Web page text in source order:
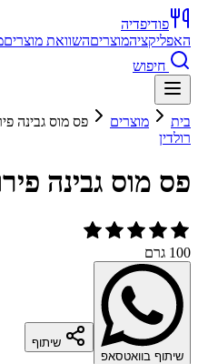
פודיפדיה
האפליקציהמוצריםהשוואת מוצרים
חיפוש
בית מוצרים
פס מוס גבינה
רולדין
פס מוס גבינה
100 גרם
שיתוף בוואטסאפ
שיתוף